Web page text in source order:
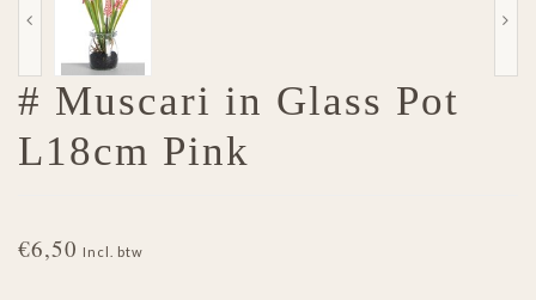
# Muscari in Glass Pot
L18cm Pink
€6,50 Incl. btw